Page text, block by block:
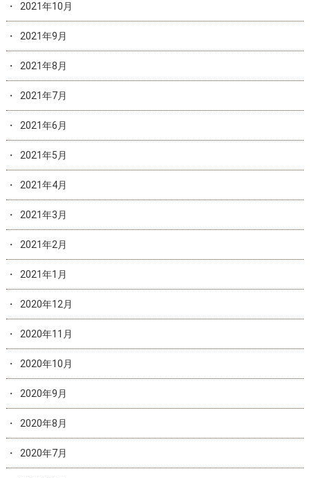
2021年10月
2021年9月
2021年8月
2021年7月
2021年6月
2021年5月
2021年4月
2021年3月
2021年2月
2021年1月
2020年12月
2020年11月
2020年10月
2020年9月
2020年8月
2020年7月